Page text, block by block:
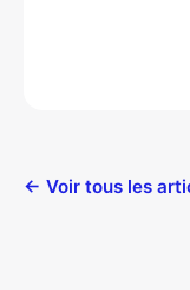
← Voir tous les